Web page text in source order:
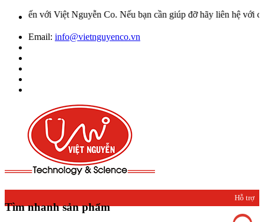
Việt Nguyễn Co. Nếu bạn cần giúp đỡ hãy liên hệ với chúng tôi
Email: info@vietnguyenco.vn
Tìm nhanh sản phẩm
Hỗ trợ
khách